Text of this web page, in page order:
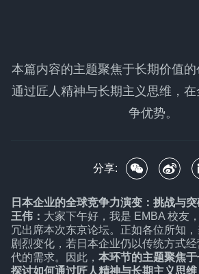
本篇内容的主题聚焦于长期价值
通过匠人精神与长期主义思维，
争优势。
分享:
日本企业的全球竞争力演变：挑战与
王伟： 大家下午好，我是 EMBA 校友
冗出席本次东京论坛。正如各位所知
剧烈变化，若日本企业仍以传统方式
代的需求。因此， 本环节的主题聚焦
探讨如何通过匠人精神与长期主义思